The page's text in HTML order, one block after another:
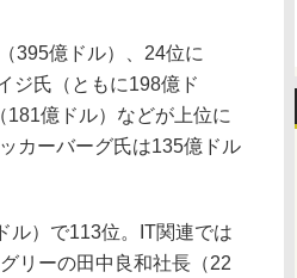
395億ドル）、24位に
ジ氏（ともに198億ド
億ドル）などが上位に
カーバーグ氏は135億ドル
）で113位。IT関連では
リーの田中良和社長（22